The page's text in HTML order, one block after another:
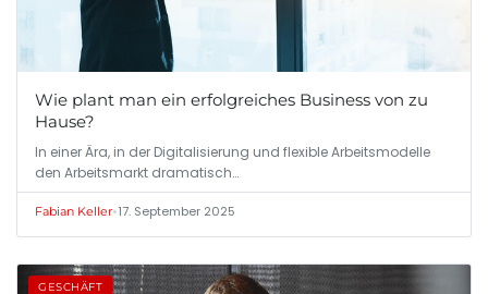
Wie plant man ein erfolgreiches Business von zu
Hause?
In einer Ära, in der Digitalisierung und flexible Arbeitsmodelle
den Arbeitsmarkt dramatisch…
Fabian Keller•17. September 2025
GESCHÄFT